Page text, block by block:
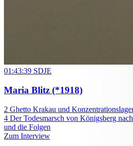
01:43:39 SDJE
Maria Blitz (*1918)
2 Ghetto Krakau und
4 Der Todesmarsch von Königsberg
und die Folgen
Zum Interview